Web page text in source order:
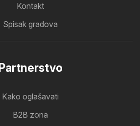
Kontakt
Spisak gradova
Partnerstvo
Kako oglašavati
B2B zona